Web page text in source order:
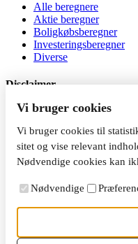
Alle beregnere
Aktie beregner
Boligkøbsberegner
Investeringsberegner
Diverse
Disclaimer
Al investering er behæftet
investeringsrådgiver, og
investeringsrådgivning. Du
Vi bruger cookies
Vi bruger cookies til
sitet og vise relevant
Nødvendige cookies kan
Nødvendige